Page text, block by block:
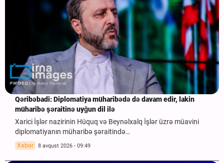
Qəribəbadi: Diplomatiya müharibədə də davam edir, lakin
müharibə şəraitinə uyğun dil ilə
Xarici İşlər nazirinin Hüquq və Beynəlxalq İşlər üzrə müavini
diplomatiyanın müharibə şəraitində…
Xəbər 8 avqust 2026 - 09:49